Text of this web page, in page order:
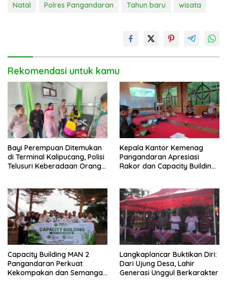
Natal Polres Pangandaran Tahun baru wisata
Rekomendasi untuk kamu
Bayi Perempuan Ditemukan
di Terminal Kalipucang, Polisi
Telusuri Keberadaan Orang
Kepala Kantor Kemenag
Pangandaran Apresiasi
Rakor dan Capacity Building
Antar Lini
Capacity Building MAN 2
Pangandaran Perkuat
Kekompakan dan Semangat
Langkaplancar Buktikan Diri:
Dari Ujung Desa, Lahir
Generasi Unggul Berkarakter